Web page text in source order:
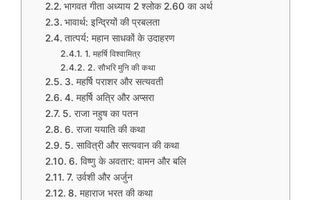
भागवत गीता अध्याय 2 श्लोक 2.60 का अर्थ
भावार्थ: इन्द्रियों की प्रबलता
तात्पर्य: महान साधकों के उदाहरण
1. महर्षि विश्वामित्र
2. सौभरि मुनि की कथा
3. महर्षि पराशर और सत्यवती
4. महर्षि अत्रि और अप्सरा
5. राजा नहुष का पतन
6. राजा ययाति की कथा
5. सावित्री और सत्यवान की कथा
6. विष्णु के अवतार: वामन और बलि
7. उर्वशी और अर्जुन
8. महाराज भरत की कथा